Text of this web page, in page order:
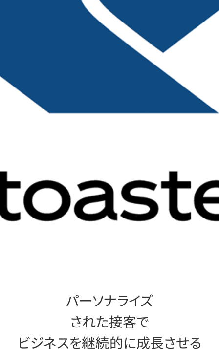
パーソナライズ
された接客で
ビジネスを継続的に成長させる